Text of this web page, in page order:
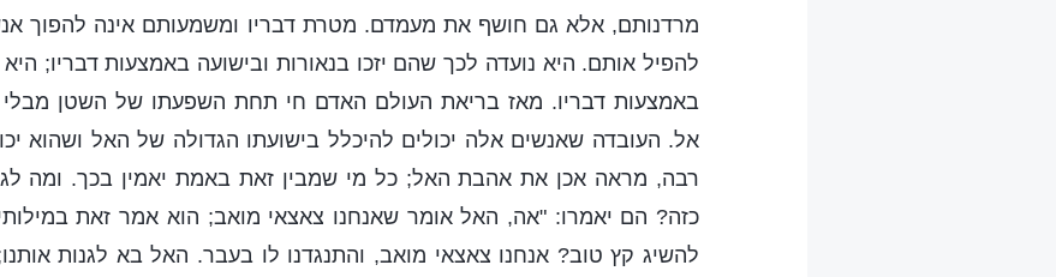
מרדנותם, אלא גם חושף את מעמדם. מטרת דבריו ומשמעותם אינה להפוך
להפיל אותם. היא נועדה לכך שהם יזכו בנאורות ובישועה באמצעות דבריו;
באמצעות דבריו. מאז בריאת העולם האדם חי תחת השפעתו של השטן
אל. העובדה שאנשים אלה יכולים להיכלל בישועתו הגדולה של האל ושהוא
רבה, מראה אכן את אהבת האל; כל מי שמבין זאת באמת יאמין בכך. ומה
כזה? הם יאמרו: "אה, האל אומר שאנחנו צאצאי מואב; הוא אמר זאת
להשיג קץ טוב? אנחנו צאצאי מואב, והתנגדנו לו בעבר. האל בא לגנות